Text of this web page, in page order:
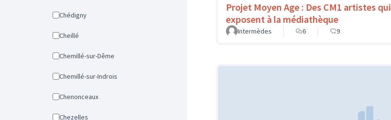
Chédigny
Cheillé
Chemillé-sur-Dême
Chemillé-sur-Indrois
Chenonceaux
Chezelles
Projet Moyen Age : Des CM1 artistes qui
exposent à la médiathèque
Intermèdes 6 9